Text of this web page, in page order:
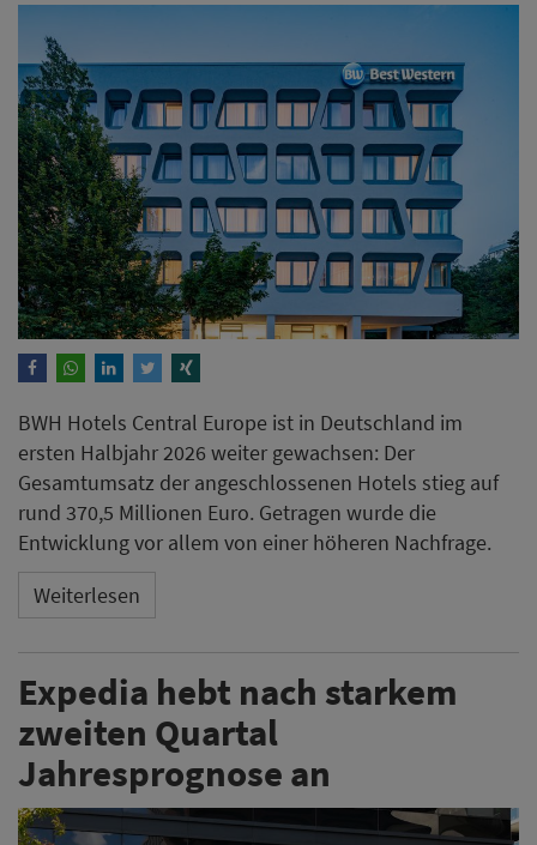
BWH Hotels Central Europe ist in Deutschland im
ersten Halbjahr 2026 weiter gewachsen: Der
Gesamtumsatz der angeschlossenen Hotels stieg auf
rund 370,5 Millionen Euro. Getragen wurde die
Entwicklung vor allem von einer höheren Nachfrage.
Weiterlesen
Expedia hebt nach starkem
zweiten Quartal
Jahresprognose an